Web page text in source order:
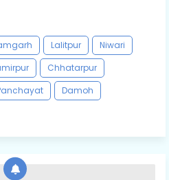
Lalitpur
Niwari
Chhatarpur
Damoh